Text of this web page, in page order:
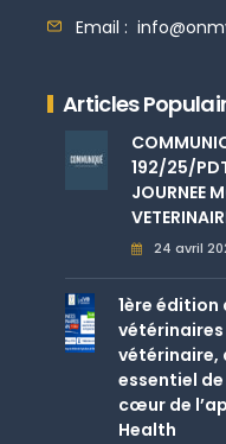
Email :
Articles
192/25/
JOURNEE
24 avril
1ère édition
vétérinaires
vétérinaire,
essentiel
cœur de
Health